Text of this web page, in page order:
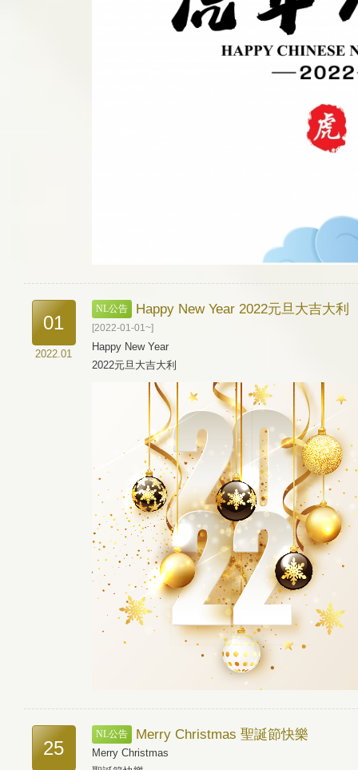
01
2022.01
NL公告 Happy New Year 2022元旦大吉大利
[2022-01-01~]
Happy New Year
2022元旦大吉大利
25
NL公告 Merry Christmas 聖誕節快樂
Merry Christmas